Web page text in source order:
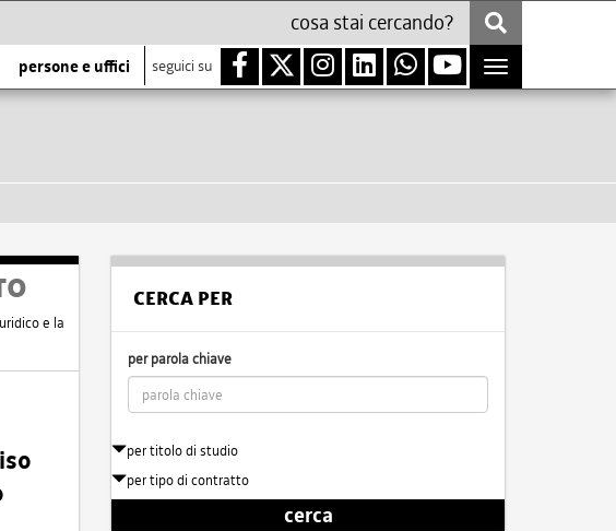
persone e uffici seguici su
Toggle
navigation
e la
CERCA PER
per parola chiave
per titolo di studio
per tipo di contratto
cerca